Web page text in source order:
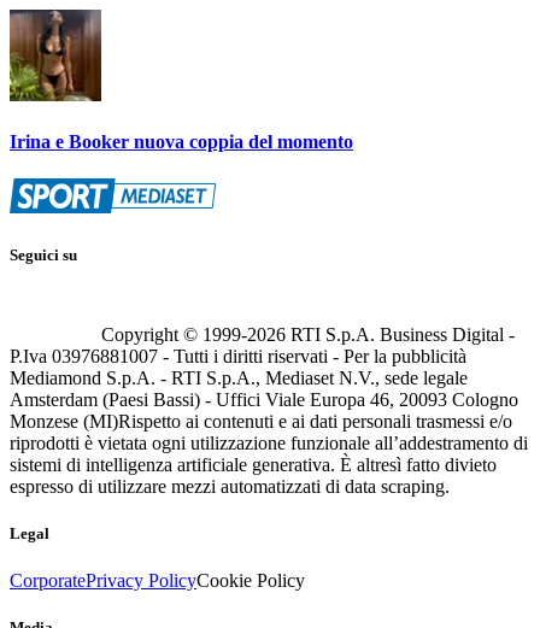
Irina e Booker nuova coppia del momento
Seguici su
Copyright © 1999-2026 RTI S.p.A. Business Digital -
P.Iva 03976881007 - Tutti i diritti riservati - Per la pubblicità
Mediamond S.p.A. - RTI S.p.A., Mediaset N.V., sede legale
Amsterdam (Paesi Bassi) - Uffici Viale Europa 46, 20093 Cologno
Monzese (MI)Rispetto ai contenuti e ai dati personali trasmessi e/o
riprodotti è vietata ogni utilizzazione funzionale all’addestramento di
sistemi di intelligenza artificiale generativa. È altresì fatto divieto
espresso di utilizzare mezzi automatizzati di data scraping.
Legal
CorporatePrivacy PolicyCookie Policy